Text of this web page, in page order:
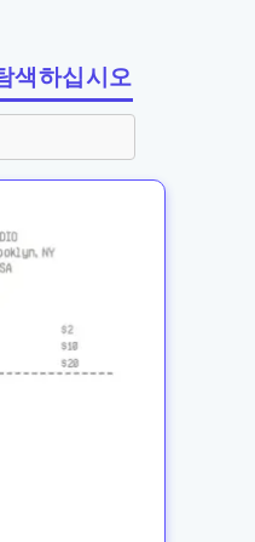
색하십시오